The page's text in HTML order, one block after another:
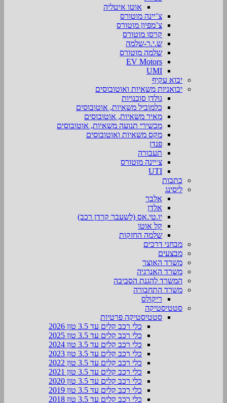
אוטו איטליה
צ’יינה מוטורס
צ’מפיון מוטורס
קרסו מוטורס
ש.י.ר-שלמה
שלמה מוטורס
EV Motors
UMI
יבוא עקיף
יבואניות משאיות ואוטובוסים
גולדן סוכנויות
כלמוביל משאיות, אוטובוסים
מאיר משאיות, אוטובוסים
מכשירי תנועה משאיות, אוטובוסים
מקס משאיות ואוטובוסים
פנדן
תעבורה
צ׳יינה מוטורס
UTI
כתבות
ליסינג
אלבר
אלדן
יו.טי.אס (לשעבר קרדן רכב)
קל אוטו
שלמה החזקות
מבחני דרכים
מבצעים
משרד האוצר
משרד האנרגיה
המשרד להגנת הסביבה
משרד התחבורה
ריקולס
סטטיסטיקה
סטטיסטיקה פרטיות
כלי רכב קלים עד 3.5 טון 2026
כלי רכב קלים עד 3.5 טון 2025
כלי רכב קלים עד 3.5 טון 2024
כלי רכב קלים עד 3.5 טון 2023
כלי רכב קלים עד 3.5 טון 2022
כלי רכב קלים עד 3.5 טון 2021
כלי רכב קלים עד 3.5 טון 2020
כלי רכב קלים עד 3.5 טון 2019
כלי רכב קלים עד 3.5 טון 2018